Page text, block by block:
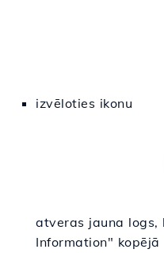
izvēloties ikonu
atveras jauna logs,
Information"